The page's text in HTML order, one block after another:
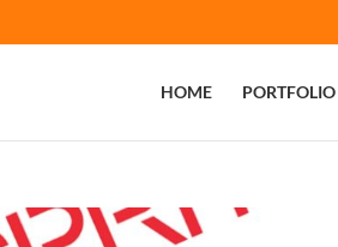
HOME PORTFOLIO